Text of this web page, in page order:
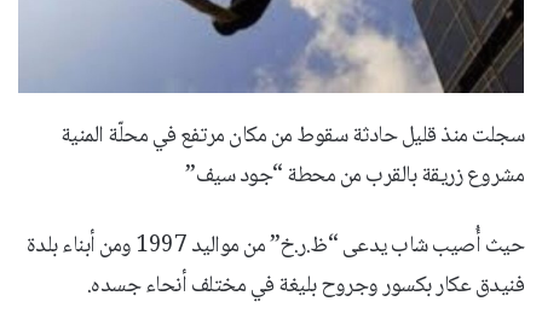
سجلت منذ قليل حادثة سقوط من مكان مرتفع في محلّة المنية
مشروع زريقة بالقرب من محطة “جود سيف”
حيث أُصيب شاب يدعى “ظ.ر.خ” من مواليد 1997 ومن أبناء بلدة
فنيدق عكار بكسور وجروح بليغة في مختلف أنحاء جسده.